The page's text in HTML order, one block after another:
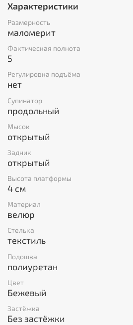
Характеристики
Размерность
маломерит
Фактическая полнота
5
Регулировка подъёма
нет
Супинатор
продольный
Мысок
открытый
Задник
открытый
Высота платформы
4 см
Материал
велюр
Стелька
текстиль
Подошва
полиуретан
Цвет
Бежевый
Застёжка
Без застёжки